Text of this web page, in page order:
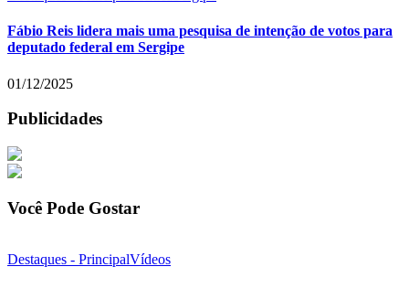
Fábio Reis lidera mais uma pesquisa de intenção de votos para
deputado federal em Sergipe
01/12/2025
Publicidades
Você Pode Gostar
Destaques - PrincipalVídeos